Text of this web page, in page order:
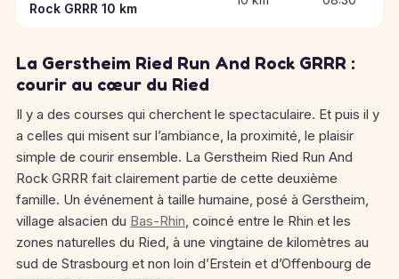
Rock GRRR 10 km
La Gerstheim Ried Run And Rock GRRR :
courir au cœur du Ried
Il y a des courses qui cherchent le spectaculaire. Et puis il y
a celles qui misent sur l’ambiance, la proximité, le plaisir
simple de courir ensemble. La Gerstheim Ried Run And
Rock GRRR fait clairement partie de cette deuxième
famille. Un événement à taille humaine, posé à Gerstheim,
village alsacien du Bas-Rhin, coincé entre le Rhin et les
zones naturelles du Ried, à une vingtaine de kilomètres au
sud de Strasbourg et non loin d’Erstein et d’Offenbourg de